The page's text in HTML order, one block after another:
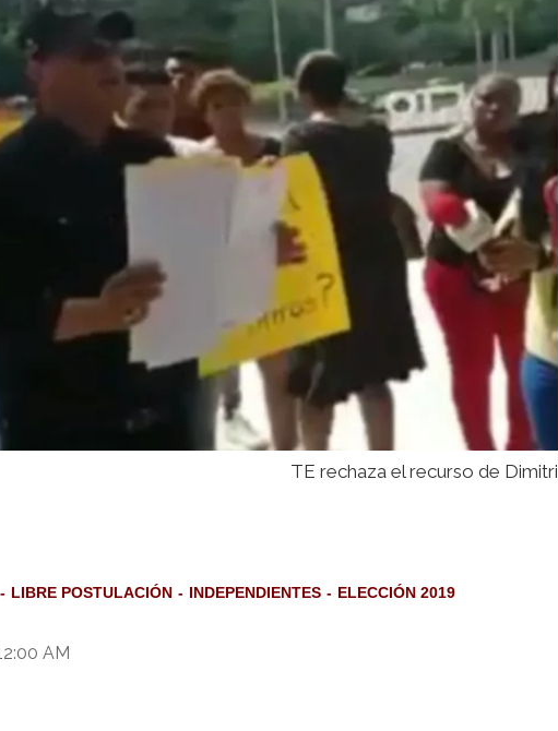
TE rechaza el recurso de Dimitri
LIBRE POSTULACIÓN INDEPENDIENTES
ELECCIÓN 2019
AM